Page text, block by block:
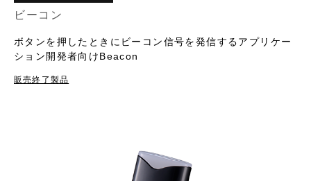
ビーコン
ボタンを押したときにビーコン信号を発信するアプリケー
ション開発者向けBeacon
販売終了製品